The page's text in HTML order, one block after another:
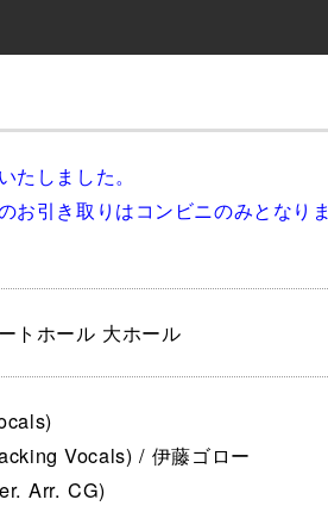
しました。
お引き取りはコンビニのみとなりま
トホール 大ホール
Vocals) / 伊藤ゴロー
Arr. CG)